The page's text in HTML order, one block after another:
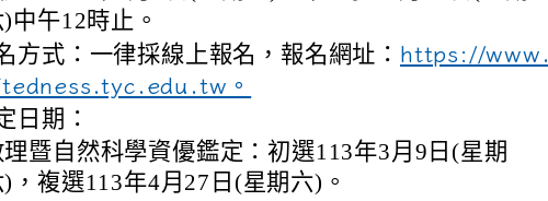
)中午12時止。
方式：一律採線上報名，報名網址： https://www.
。
日期：
理暨自然科學資優鑑定：初選113年3月9日(星期
)，複選113年4月27日(星期六)。